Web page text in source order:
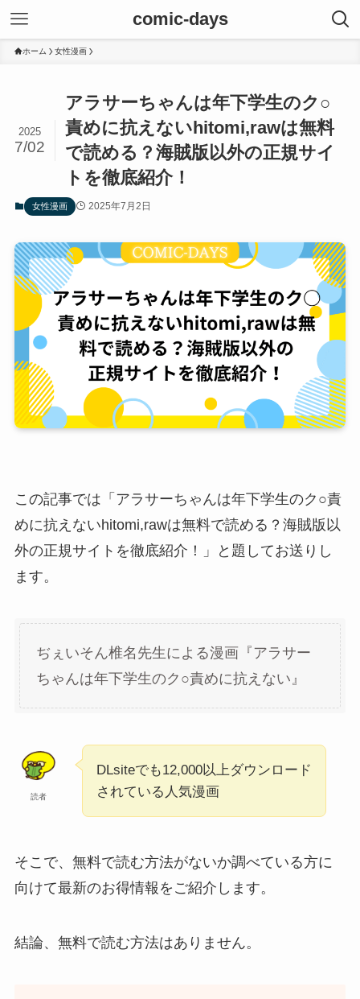
comic-days
ホーム 女性漫画
アラサーちゃんは年下学生のク○
責めに抗えないhitomi,rawは無料
で読める？海賊版以外の正規サイ
トを徹底紹介！
2025
7/02
女性漫画 2025年7月2日
この記事では「アラサーちゃんは年下学生のク○責
めに抗えないhitomi,rawは無料で読める？海賊版以
外の正規サイトを徹底紹介！」と題してお送りし
ます。
ぢぇいそん椎名先生による漫画『アラサー
ちゃんは年下学生のク○責めに抗えない』
読者
DLsiteでも12,000以上ダウンロード
されている人気漫画
そこで、無料で読む方法がないか調べている方に
向けて最新のお得情報をご紹介します。
結論、無料で読む方法はありません。